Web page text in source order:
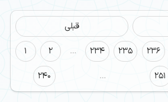
قبلی
1
2 … 234 235 236
240
… 251